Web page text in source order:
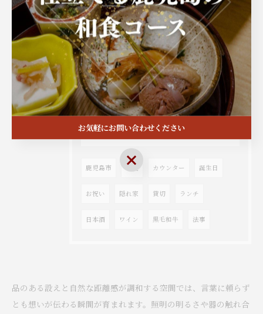
2026/01/16
【恵方巻き 2026】
タグ Tags
鹿児島市 和食 カウンター 誕生日
お祝い 隠れ家 貸切 ランチ
日本酒 ワイン 黒毛和牛 法事
品のある設えと自然な距離感が調和する空間では、言葉に頼らず
とも想いが伝わる瞬間が育まれます。照明の明るさや器の触れ合
お気軽にお問い合わせください
お気軽にお問い合わせください